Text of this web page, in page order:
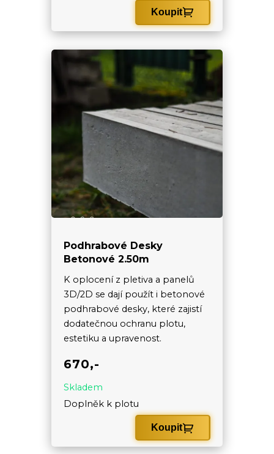
Koupit
Podhrabové Desky
Betonové 2.50m
K oplocení z pletiva a panelů
3D/2D se dají použít i betonové
podhrabové desky, které zajistí
dodatečnou ochranu plotu,
estetiku a upravenost.
670,-
Skladem
Doplněk k plotu
Koupit